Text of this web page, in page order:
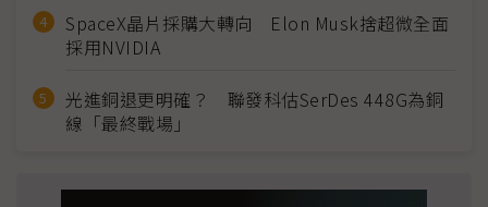
SpaceX晶片採購大轉向 Elon Musk捨超微全面
採用NVIDIA
光進銅退更明確？ 聯發科估SerDes 448G為銅
線「最終戰場」